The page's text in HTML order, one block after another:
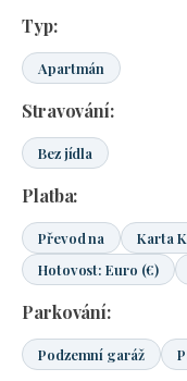
Typ:
Apartmán
Stravování:
Bez jídla
Platba:
Převod na Karta
Hotovost: Euro (€)
Parkování:
Podzemní garáž